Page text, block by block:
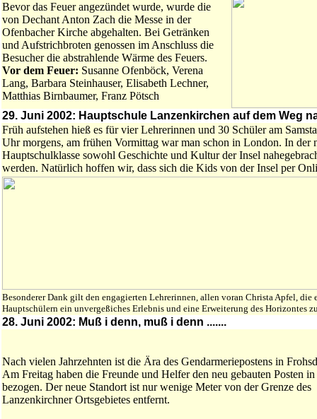
Bevor das Feuer angezündet wurde, wurde die
von Dechant Anton Zach die Messe in der
Ofenbacher Kirche abgehalten. Bei Getränken
und Aufstrichbroten genossen im Anschluss die
Besucher die abstrahlende Wärme des Feuers.
Vor dem Feuer: Susanne Ofenböck, Verena
Lang, Barbara Steinhauser, Elisabeth Lechner,
Matthias Birnbaumer, Franz Pötsch
29. Juni 2002: Hauptschule Lanzenkirchen auf dem Weg
Früh aufstehen hieß es für vier Lehrerinnen und 30 Schüler am
Uhr morgens, am frühen Vormittag war man schon in London. In der
Hauptschulklasse sowohl Geschichte und Kultur der Insel
werden. Natürlich hoffen wir, dass sich die Kids von der Insel per
Besonderer Dank gilt den engagierten Lehrerinnen, allen voran Christa Apfel, die
Hauptschülern ein unvergeßiches Erlebnis und eine Erweiterung des Horizontes
28. Juni 2002: Muß i denn, muß i denn .......
Nach vielen Jahrzehnten ist die Ära des Gendarmeriepostens in
Am Freitag haben die Freunde und Helfer den neu gebauten Posten
bezogen. Der neue Standort ist nur wenige Meter von der Grenze des
Lanzenkirchner Ortsgebietes entfernt.